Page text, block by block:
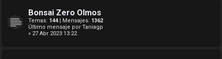
Bonsai Zero Olmos
Temas: 144| Mensajes: 1362
Último mensaje por Taniagp
« 27 Abr 2023 13:22